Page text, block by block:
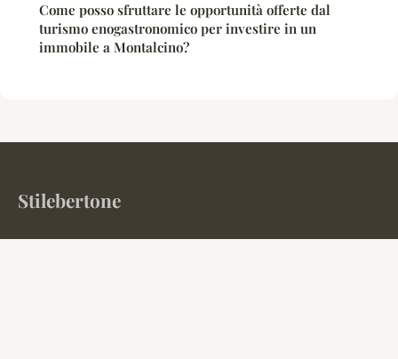
Come posso sfruttare le opportunità offerte dal
turismo enogastronomico per investire in un
immobile a Montalcino?
Stilebertone